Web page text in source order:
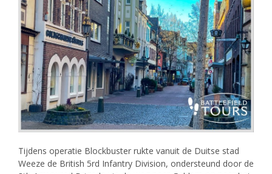
Tijdens operatie Blockbuster rukte vanuit de Duitse stad
Weeze de British 5rd Infantry Division, ondersteund door de